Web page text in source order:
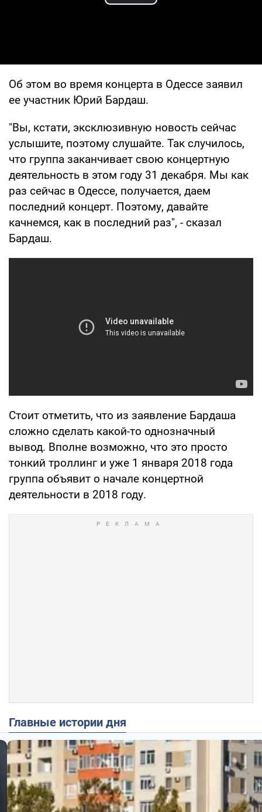
Об этом во время концерта в Одессе заявил
ее участник Юрий Бардаш.
"Вы, кстати, эксклюзивную новость сейчас
услышите, поэтому слушайте. Так случилось,
что группа заканчивает свою концертную
деятельность в этом году 31 декабря. Мы как
раз сейчас в Одессе, получается, даем
последний концерт. Поэтому, давайте
качнемся, как в последний раз", - сказал
Бардаш.
Стоит отметить, что из заявление Бардаша
сложно сделать какой-то однозначный
вывод. Вполне возможно, что это просто
тонкий троллинг и уже 1 января 2018 года
группа объявит о начале концертной
деятельности в 2018 году.
Главные истории дня